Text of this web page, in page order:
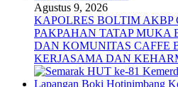
Agustus 9, 2026
KAPOLRES BOLTIM
PAKPAHAN TATAP MUKA
DAN KOMUNITAS CAFFE
KERJASAMA DAN